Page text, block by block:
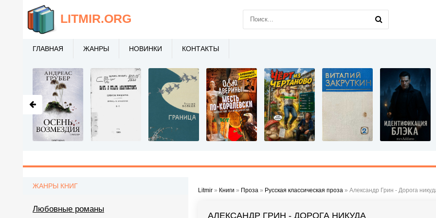
Litmir » Книги » Проза » Русская классическая проза » Александр Грин - Дорога
АЛЕКСАНДР ГРИН - ДОРОГА НИКУДА
ЖАНРЫ КНИГ
Любовные романы
LITMIR.ORG
ГЛАВНАЯ ЖАНРЫ НОВИНКИ КОНТАКТЫ